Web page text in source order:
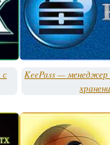
с
KeePass —